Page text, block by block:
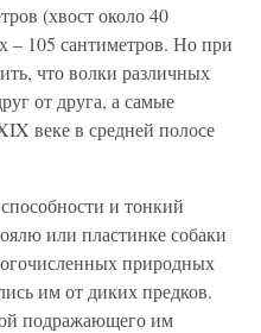
(хвост около 40
– 105 сантиметров. Но при
что волки различных
от друга, а самые
веке в средней полосе
и тонкий
или пластинке собаки
природных
им от диких предков.
подражающего им